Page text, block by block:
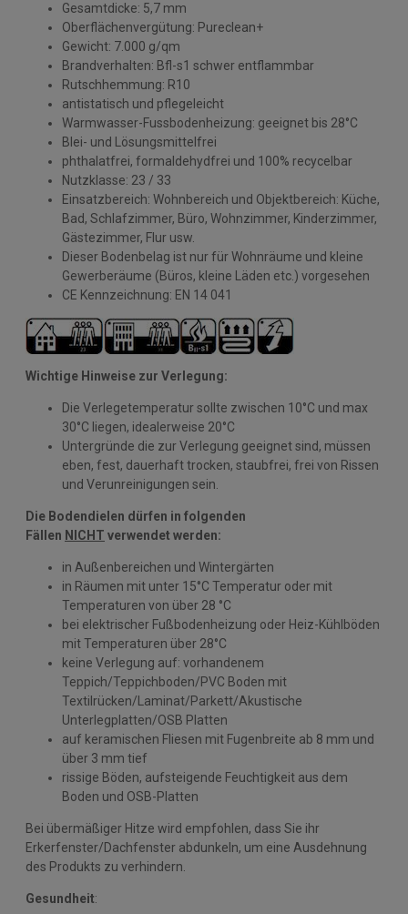
Gesamtdicke: 5,7 mm
Oberflächenvergütung: Pureclean+
Gewicht: 7.000 g/qm
Brandverhalten: Bfl-s1 schwer entflammbar
Rutschhemmung: R10
antistatisch und pflegeleicht
Warmwasser-Fussbodenheizung: geeignet bis 28°C
Blei- und Lösungsmittelfrei
phthalatfrei, formaldehydfrei und 100% recycelbar
Nutzklasse: 23 / 33
Einsatzbereich: Wohnbereich und Objektbereich: Küche,
Bad, Schlafzimmer, Büro, Wohnzimmer, Kinderzimmer,
Gästezimmer, Flur usw.
Dieser Bodenbelag ist nur für Wohnräume und kleine
Gewerberäume (Büros, kleine Läden etc.) vorgesehen
CE Kennzeichnung: EN 14 041
Wichtige Hinweise zur Verlegung:
Die Verlegetemperatur sollte zwischen 10°C und max
30°C liegen, idealerweise 20°C
Untergründe die zur Verlegung geeignet sind, müssen
eben, fest, dauerhaft trocken, staubfrei, frei von Rissen
und Verunreinigungen sein.
Die Bodendielen dürfen in folgenden
Fällen NICHT verwendet werden:
in Außenbereichen und Wintergärten
in Räumen mit unter 15°C Temperatur oder mit
Temperaturen von über 28 °C
bei elektrischer Fußbodenheizung oder Heiz-Kühlböden
mit Temperaturen über 28°C
keine Verlegung auf: vorhandenem
Teppich/Teppichboden/PVC Boden mit
Textilrücken/Laminat/Parkett/Akustische
Unterlegplatten/OSB Platten
auf keramischen Fliesen mit Fugenbreite ab 8 mm und
über 3 mm tief
rissige Böden, aufsteigende Feuchtigkeit aus dem
Boden und OSB-Platten
Bei übermäßiger Hitze wird empfohlen, dass Sie ihr
Erkerfenster/Dachfenster abdunkeln, um eine Ausdehnung
des Produkts zu verhindern.
Gesundheit: